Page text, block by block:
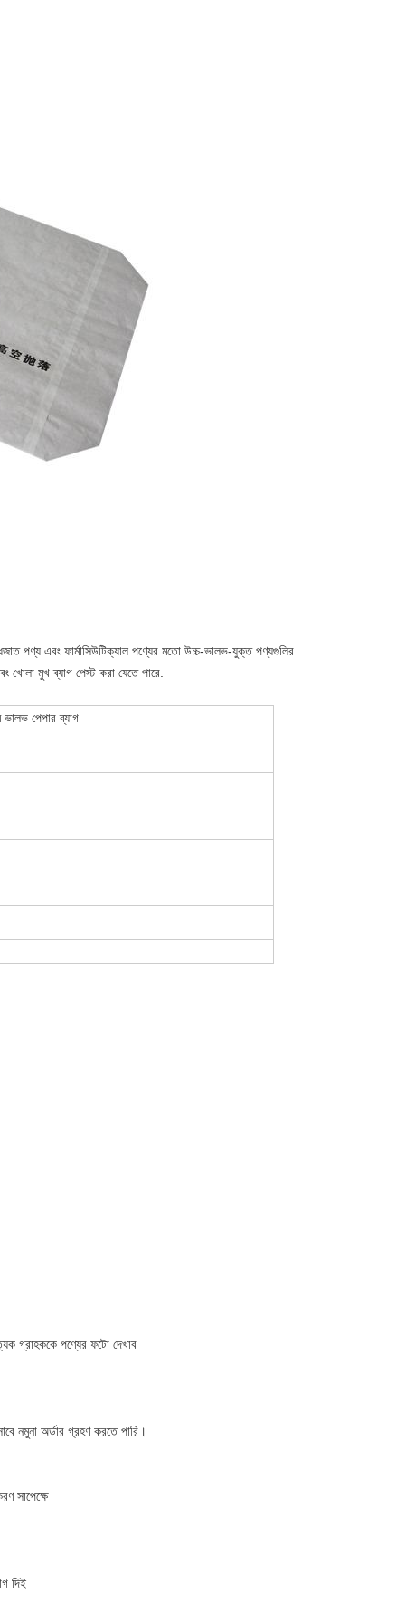
পণ্য এবং ফার্মাসিউটিক্যাল পণ্যের মতো উচ্চ-ভালভ-যুক্ত পণ্যগুলির
মুখ ব্যাগ পেস্ট করা যেতে পারে.
ভালভ পেপার ব্যাগ
গ্রাহককে পণ্যের ফটো দেখাব
নমুনা অর্ডার গ্রহণ করতে পারি।
সাপেক্ষে
দিই